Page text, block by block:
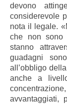
devono
considerevole
nota il legale.
che non sono
stanno
guadagni
all’obbligo
anche a
avvantaggiati,